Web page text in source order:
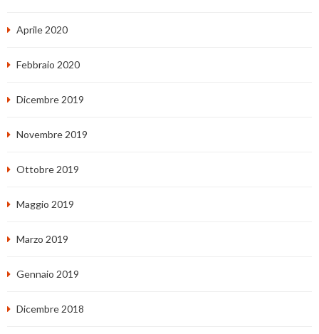
Aprile 2020
Febbraio 2020
Dicembre 2019
Novembre 2019
Ottobre 2019
Maggio 2019
Marzo 2019
Gennaio 2019
Dicembre 2018